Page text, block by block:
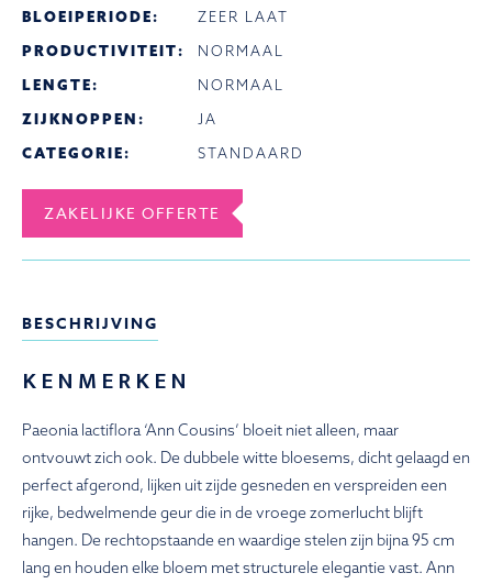
BLOEIPERIODE:
ZEER LAAT
PRODUCTIVITEIT:
NORMAAL
LENGTE:
NORMAAL
ZIJKNOPPEN:
JA
CATEGORIE:
STANDAARD
ZAKELIJKE OFFERTE
BESCHRIJVING
KENMERKEN
Paeonia lactiflora ‘Ann Cousins’ bloeit niet alleen, maar
ontvouwt zich ook. De dubbele witte bloesems, dicht gelaagd en
perfect afgerond, lijken uit zijde gesneden en verspreiden een
rijke, bedwelmende geur die in de vroege zomerlucht blijft
hangen. De rechtopstaande en waardige stelen zijn bijna 95 cm
lang en houden elke bloem met structurele elegantie vast. Ann